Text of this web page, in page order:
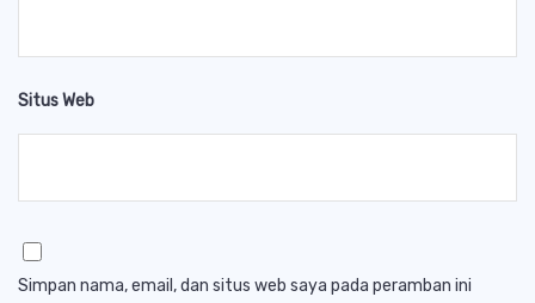
Situs Web
Simpan nama, email, dan situs web saya pada peramban ini